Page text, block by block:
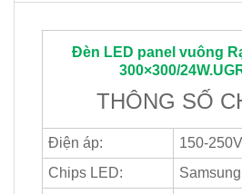
Đèn LED panel vuông
300×300/
THÔNG SỐ
Điện áp:
150-
Chips LED:
Samsung